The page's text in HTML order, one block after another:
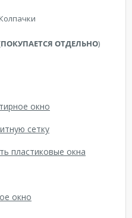
ПОКУПАЕТСЯ ОТДЕЛЬНО)
окно
сетку
пластиковые окна
окно